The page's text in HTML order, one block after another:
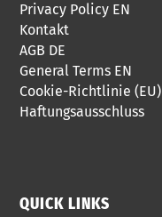
Privacy Policy EN
Kontakt
AGB DE
General Terms EN
Cookie-Richtlinie (EU)
Haftungsausschluss
QUICK LINKS